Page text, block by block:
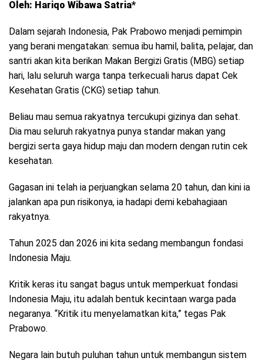
Oleh: Hariqo Wibawa Satria*
Dalam sejarah Indonesia, Pak Prabowo menjadi pemimpin
yang berani mengatakan: semua ibu hamil, balita, pelajar, dan
santri akan kita berikan Makan Bergizi Gratis (MBG) setiap
hari, lalu seluruh warga tanpa terkecuali harus dapat Cek
Kesehatan Gratis (CKG) setiap tahun.
Beliau mau semua rakyatnya tercukupi gizinya dan sehat.
Dia mau seluruh rakyatnya punya standar makan yang
bergizi serta gaya hidup maju dan modern dengan rutin cek
kesehatan.
Gagasan ini telah ia perjuangkan selama 20 tahun, dan kini ia
jalankan apa pun risikonya, ia hadapi demi kebahagiaan
rakyatnya.
Tahun 2025 dan 2026 ini kita sedang membangun fondasi
Indonesia Maju.
Kritik keras itu sangat bagus untuk memperkuat fondasi
Indonesia Maju, itu adalah bentuk kecintaan warga pada
negaranya. “Kritik itu menyelamatkan kita,” tegas Pak
Prabowo.
Negara lain butuh puluhan tahun untuk membangun sistem